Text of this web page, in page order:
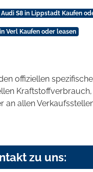
Audi S8 in Lippstadt Kaufen
Verl Kaufen oder leasen
offiziellen
allen
zu uns: